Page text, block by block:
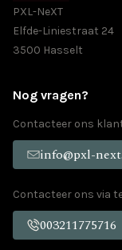
PXL-NeXT
Elfde-Liniestraat 24
3500 Hasselt
Nog vragen?
Contacteer ons
info@pxl-
Contacteer ons via
003211775716